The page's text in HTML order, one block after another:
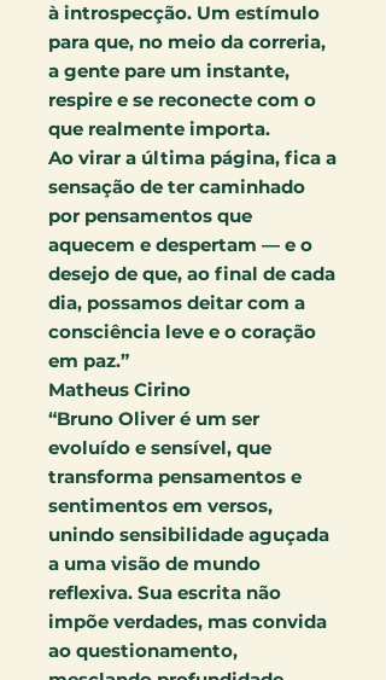
à introspecção. Um estímulo
para que, no meio da correria,
a gente pare um instante,
respire e se reconecte com o
que realmente importa.
Ao virar a última página, fica a
sensação de ter caminhado
por pensamentos que
aquecem e despertam — e o
desejo de que, ao final de cada
dia, possamos deitar com a
consciência leve e o coração
em paz.”
Matheus Cirino
“Bruno Oliver é um ser
evoluído e sensível, que
transforma pensamentos e
sentimentos em versos,
unindo sensibilidade aguçada
a uma visão de mundo
reflexiva. Sua escrita não
impõe verdades, mas convida
ao questionamento,